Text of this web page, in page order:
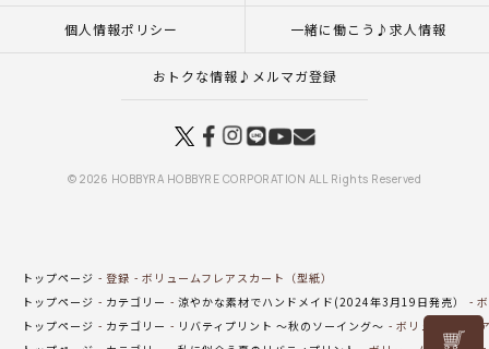
リリヤン
個人情報ポリシー 一緒に働こう♪求人情報
おトクな情報♪メルマガ登録
© 2026 HOBBYRA HOBBYRE CORPORATION ALL Rights Reserved
トップページ 登録
ボリュームフレアスカート（型紙）
トップページ
カテゴリー 涼やかな素材でハンドメイド(2024年3月19日発売）
トップページ
カテゴリー リバティプリント ～秋のソーイング～
ボリュームフレ